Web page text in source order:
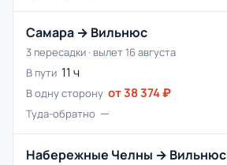
Самара → Вильнюс
3 пересадки · вылет 16 августа
В пути 11 ч
В одну сторону от 38 374 ₽
Туда-обратно —
Набережные Челны → Вильнюс